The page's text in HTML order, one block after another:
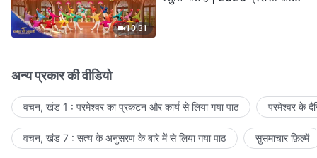
10:31
अन्य प्रकार की वीडियो
वचन, खंड 1 : परमेश्वर का प्रकटन और कार्य से लिया गया पाठ परमेश्वर के
वचन, खंड 7 : सत्य के अनुसरण के बारे में से लिया गया पाठ सुसमाचार फ़िल्में